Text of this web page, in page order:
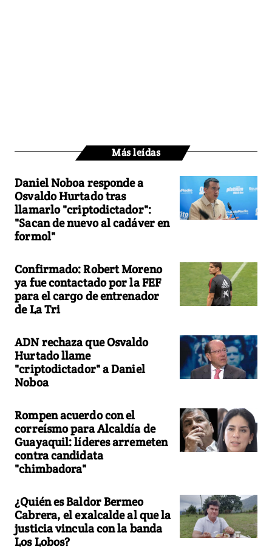
Más leídas
Daniel Noboa responde a
Osvaldo Hurtado tras
llamarlo "criptodictador":
"Sacan de nuevo al cadáver en
formol"
Confirmado: Robert Moreno
ya fue contactado por la FEF
para el cargo de entrenador
de La Tri
ADN rechaza que Osvaldo
Hurtado llame
"criptodictador" a Daniel
Noboa
Rompen acuerdo con el
correísmo para Alcaldía de
Guayaquil: líderes arremeten
contra candidata
"chimbadora"
¿Quién es Baldor Bermeo
Cabrera, el exalcalde al que la
justicia vincula con la banda
Los Lobos?